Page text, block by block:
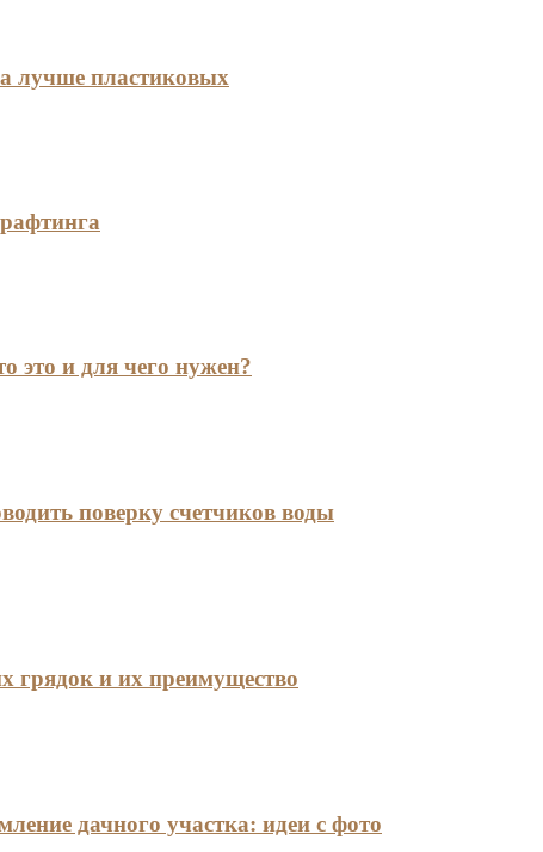
лучше пластиковых
это и для чего нужен?
поверку счетчиков воды
грядок и их преимущество
дачного участка: идеи с фото